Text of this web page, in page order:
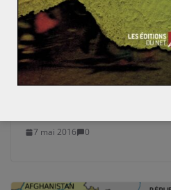
Kosovo : Hashim
7 mai 2016 0